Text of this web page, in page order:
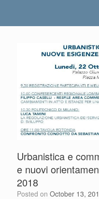
Urbanistica e
e nuovi
2018
Posted on October 13,